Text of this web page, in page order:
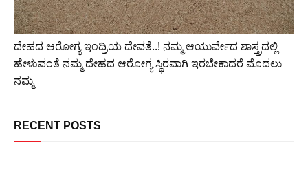
ದೇಹದ ಆರೋಗ್ಯ ಇಂದ್ರಿಯ ದೇವತೆ..! ನಮ್ಮ ಆಯುರ್ವೇದ ಶಾಸ್ತ್ರದಲ್ಲಿ
ಹೇಳುವಂತೆ ನಮ್ಮ ದೇಹದ ಆರೋಗ್ಯ ಸ್ಥಿರವಾಗಿ ಇರಬೇಕಾದರೆ ಮೊದಲು
ನಮ್ಮ
RECENT POSTS